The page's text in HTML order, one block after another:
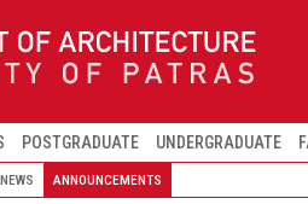
POSTGRADUATE UNDERGRADUATE
ANNOUNCEMENTS